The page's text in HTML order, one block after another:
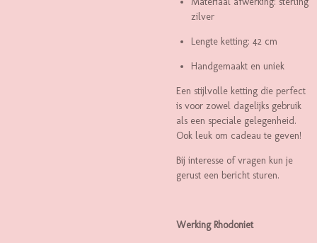
zilver
Lengte ketting: 42 cm
Handgemaakt en uniek
Een stijlvolle ketting die perfect
is voor zowel dagelijks gebruik
als een speciale gelegenheid.
Ook leuk om cadeau te geven!
Bij interesse of vragen kun je
gerust een bericht sturen.
Werking Rhodoniet